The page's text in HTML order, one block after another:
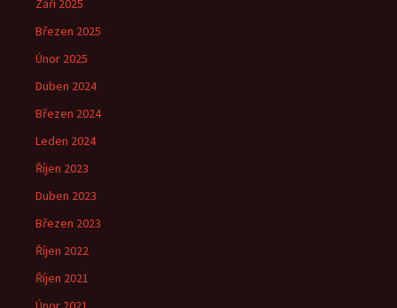
Září 2025
Březen 2025
Únor 2025
Duben 2024
Březen 2024
Leden 2024
Říjen 2023
Duben 2023
Březen 2023
Říjen 2022
Říjen 2021